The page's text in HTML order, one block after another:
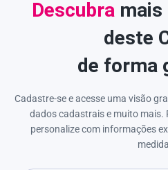
Descubra
deste
de forma
Cadastre-se e acesse uma visão
dados cadastrais e muito mais.
personalize com informações